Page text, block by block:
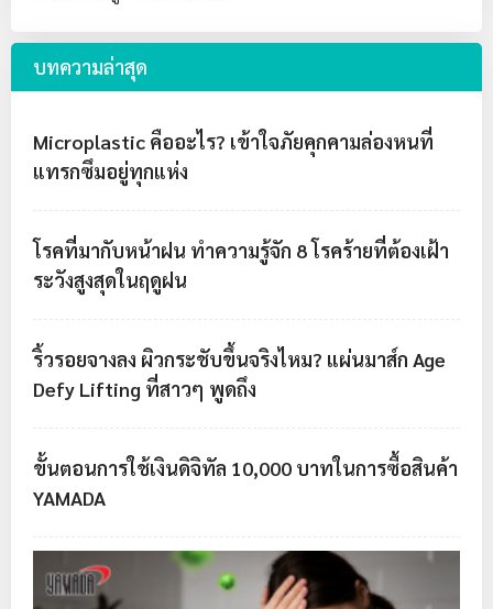
บทความล่าสุด
Microplastic คืออะไร? เข้าใจภัยคุกคามล่องหนที่
แทรกซึมอยู่ทุกแห่ง
โรคที่มากับหน้าฝน ทำความรู้จัก 8 โรคร้ายที่ต้องเฝ้า
ระวังสูงสุดในฤดูฝน
ริ้วรอยจางลง ผิวกระชับขึ้นจริงไหม? แผ่นมาส์ก Age
Defy Lifting ที่สาวๆ พูดถึง
ขั้นตอนการใช้เงินดิจิทัล 10,000 บาทในการซื้อสินค้า
YAMADA